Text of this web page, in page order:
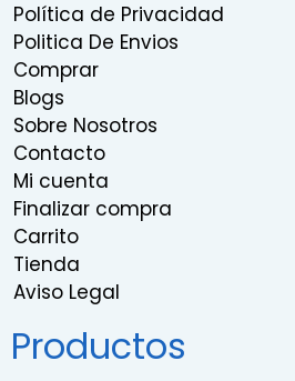
Política de Privacidad
Politica De Envios
Comprar
Blogs
Sobre Nosotros
Contacto
Mi cuenta
Finalizar compra
Carrito
Tienda
Aviso Legal
Productos